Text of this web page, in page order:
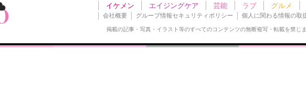
イケメン エイジングケア 芸能 ラブ グルメ
会社概要 グループ情報セキュリティポリシー 個人に関わる情報の取
掲載の記事・写真・イラスト等のすべてのコンテンツの無断複写・転載を禁じ